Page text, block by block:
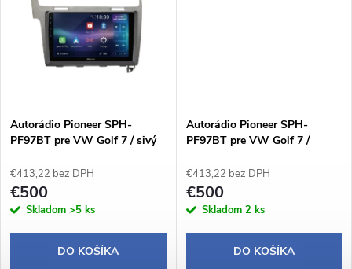
Operačný...
Autorádio Pioneer SPH-
PF97BT pre VW Golf 7 / sivý
€413,22 bez DPH
€500
Skladom >5 ks
DO KOŠÍKA
Autorádio Pioneer SPH-
PF97BT pre VW Golf 7 /
€413,22 bez DPH
€500
Skladom 2 ks
DO KOŠÍKA